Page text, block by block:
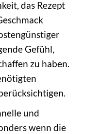
das Rezept
Gefühl,
zu haben.
und
wenn die